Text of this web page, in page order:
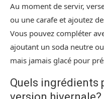
Au moment de servir,
ou une carafe et ajoutez
Vous pouvez compléter
ajoutant un soda neutre ou
mais jamais glacé pour
Quels ingrédients